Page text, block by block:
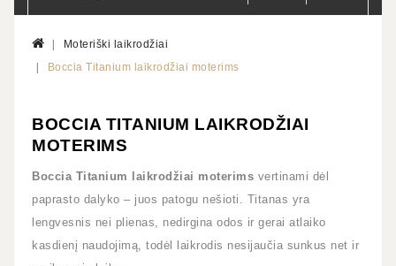
Moteriški laikrodžiai
Boccia Titanium laikrodžiai moterims
BOCCIA TITANIUM LAIKRODŽIAI
MOTERIMS
Boccia Titanium laikrodžiai moterims vertinami dėl
paprasto dalyko – juos patogu nešioti. Titanas yra
lengvesnis nei plienas, nedirgina odos ir gerai atlaiko
kasdienį naudojimą, todėl laikrodis nesijaučia sunkus net ir